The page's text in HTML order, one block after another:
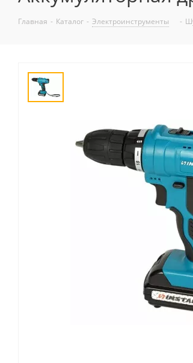
Главная - Каталог - Электроинструменты -